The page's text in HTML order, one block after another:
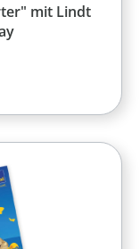
mit Lindt